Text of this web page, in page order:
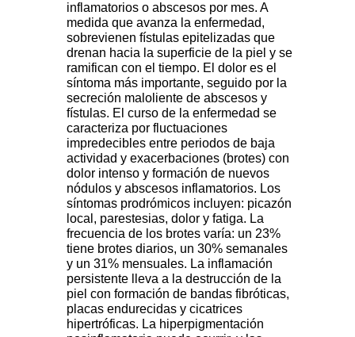
inflamatorios o abscesos por mes. A
medida que avanza la enfermedad,
sobrevienen fístulas epitelizadas que
drenan hacia la superficie de la piel y se
ramifican con el tiempo. El dolor es el
síntoma más importante, seguido por la
secreción maloliente de abscesos y
fístulas. El curso de la enfermedad se
caracteriza por fluctuaciones
impredecibles entre periodos de baja
actividad y exacerbaciones (brotes) con
dolor intenso y formación de nuevos
nódulos y abscesos inflamatorios. Los
síntomas prodrómicos incluyen: picazón
local, parestesias, dolor y fatiga. La
frecuencia de los brotes varía: un 23%
tiene brotes diarios, un 30% semanales
y un 31% mensuales. La inflamación
persistente lleva a la destrucción de la
piel con formación de bandas fibróticas,
placas endurecidas y cicatrices
hipertróficas. La hiperpigmentación